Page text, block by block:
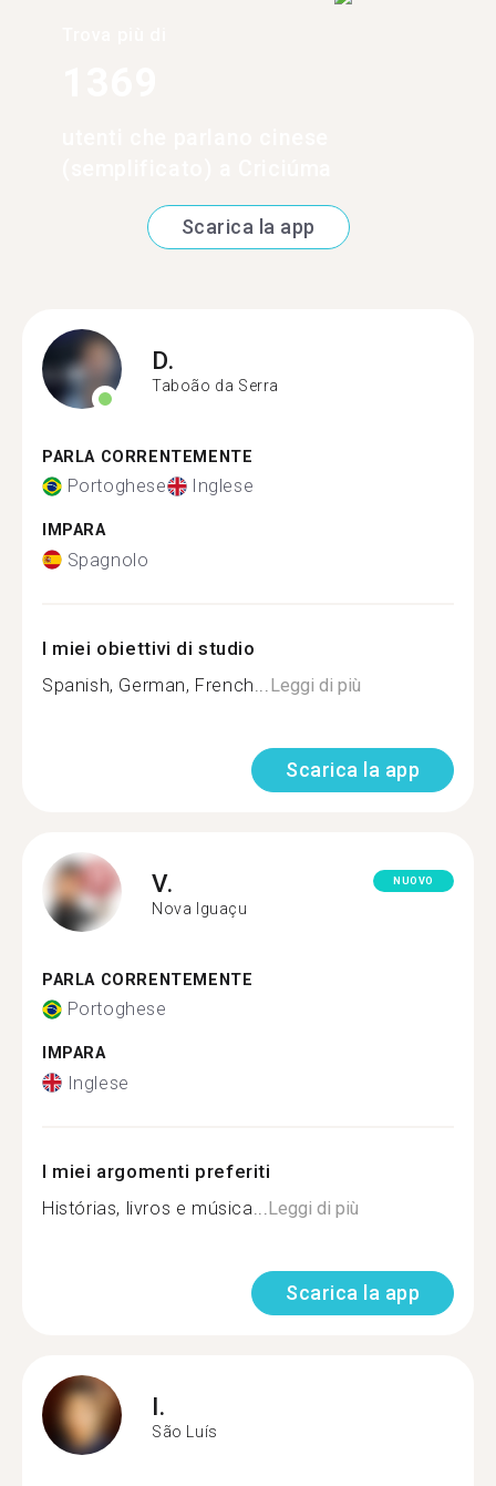
Scarica la app
D.
Taboão da Serra
PARLA CORRENTEMENTE
Portoghese Inglese
IMPARA
Spagnolo
I miei obiettivi di studio
Spanish, German, French... Leggi di più
Scarica la app
V.
Nova Iguaçu
NUOVO
PARLA CORRENTEMENTE
Portoghese
IMPARA
Inglese
I miei argomenti preferiti
Histórias, livros e música... Leggi di più
Scarica la app
I.
São Luís